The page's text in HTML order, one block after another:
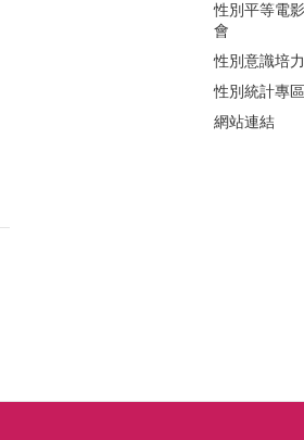
性別平等電
會
性別意識培
性別統計專區
網站連結